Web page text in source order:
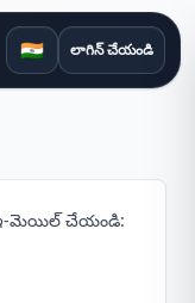
🇮🇳 లాగిన్ చేయండి
ఇ-మెయిల్ చేయండి: